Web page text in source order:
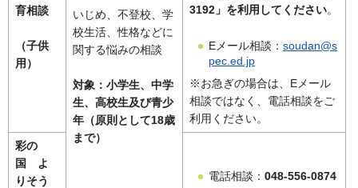
育相談
（子供
用）
いじめ、不登校、学
校生活、性格などに
関する悩みの相談
対象：小学生、中学
生、高校生及び青少
年（原則として18歳
まで）
3192」を利用してください。
Eメール相談： soudan@s
pec.ed.jp
※お急ぎの場合は、Eメール
相談ではなく、電話相談をご
利用ください。
彩の
国 よ
りそう
電話相談： 048-556-0874